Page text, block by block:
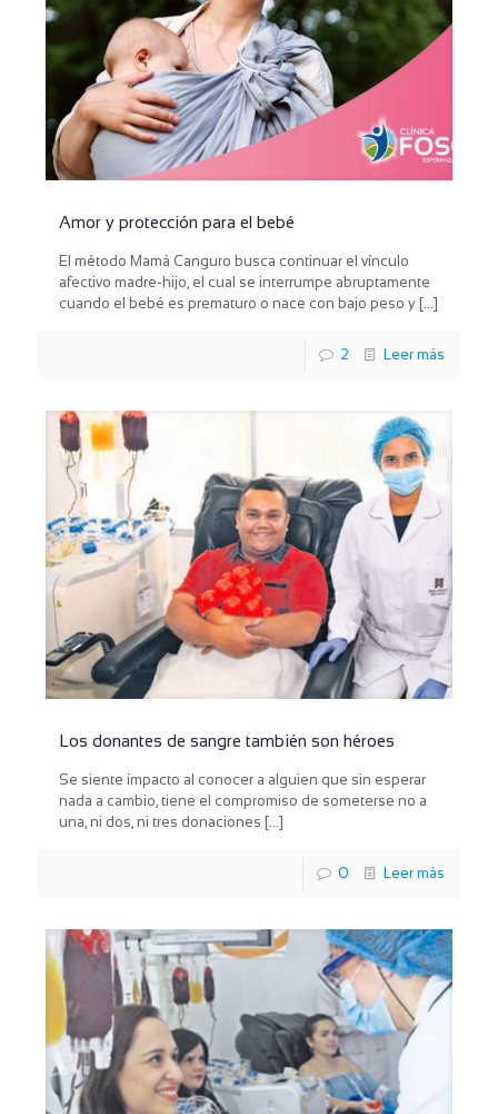
Amor y protección para el bebé
El método Mamá Canguro busca continuar el vínculo
afectivo madre-hijo, el cual se interrumpe abruptamente
cuando el bebé es prematuro o nace con bajo peso y […]
2 Leer más
Los donantes de sangre también son héroes
Se siente impacto al conocer a alguien que sin esperar
nada a cambio, tiene el compromiso de someterse no a
una, ni dos, ni tres donaciones […]
0 Leer más